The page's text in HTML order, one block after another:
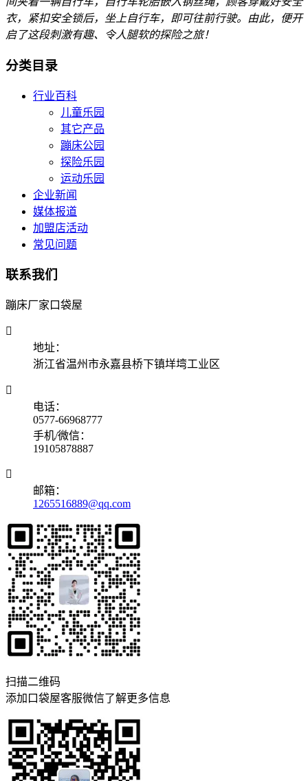
衣，紧扣安全锁后，坐上自行车，即可往前行驶。由此，便开
启了这段刺激有趣、令人腿软的探险之旅！
分类目录
行业百科
儿童乐园
其它产品
蹦床公园
探险乐园
运动乐园
企业新闻
媒体报道
加盟店活动
常见问题
联系我们
蹦床厂家口袋屋

地址：
浙江省温州市永嘉县桥下镇垟塆工业区

电话：
0577-66968777
手机/微信：
19105878887

邮箱：
1265516889@qq.com
扫描二维码
添加口袋屋客服微信了解更多信息